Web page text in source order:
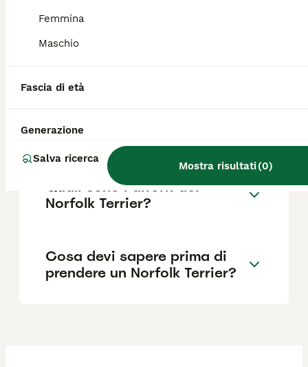
Femmina
Maschio
Fascia di età
Generazione
Salva ricerca
Mostra risultati(0)
Quanto dura la vita di un
Norfolk Terrier?
Quali sono i difetti del
Norfolk Terrier?
Cosa devi sapere prima di
prendere un Norfolk Terrier?